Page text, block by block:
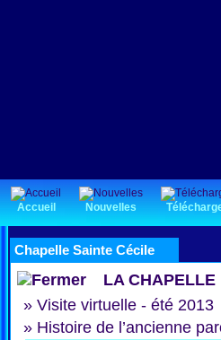
Accueil Nouvelles
Chapelle Sainte Cécile
LA CHAPELLE
» Visite virtuelle - été 2013
» Histoire de l’ancienne